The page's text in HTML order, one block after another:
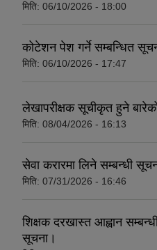
मिति: 06/10/2026 - 18:00
कोटेशन पेश गर्ने सम्बन्धित
मिति: 06/10/2026 - 17:47
लेखापरीक्षक सूचीकृत हुने
मिति: 08/04/2026 - 16:13
सेवा करारमा लिने सम्बन्धी
मिति: 07/31/2026 - 16:46
शिक्षक दरखास्त आह्वान
सूचना।